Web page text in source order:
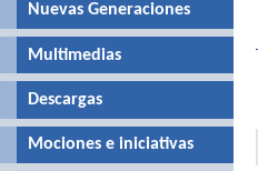
Nuevas Generaciones
Multimedias
Descargas
Mociones e iniciativas